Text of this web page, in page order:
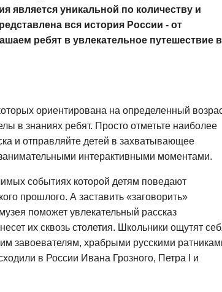
является уникальной по количеству и
вся история России - от
ребят в увлекательное путешествие
ориентирована на определенный
в знаниях ребят. Просто отметьте наиболее
и отправляйте детей в захватывающее
интерактивными моментами.
событиях которой детям поведают
прошлого. А заставить «заговорить»
поможет увлекательный рассказ
их сквозь столетия. Школьники ощутят
завоевателям, храбрыми русскими
в России Ивана Грозного, Петра I и